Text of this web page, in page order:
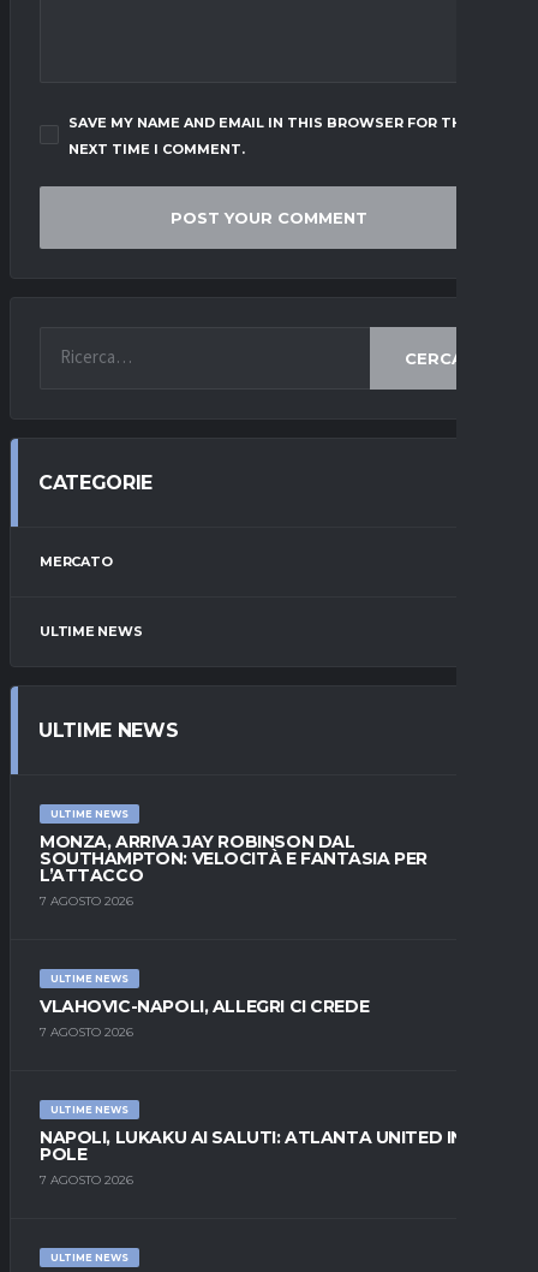
SAVE MY NAME AND EMAIL IN THIS BROWSER FOR THE
NEXT TIME I COMMENT.
CERCA
CATEGORIE
MERCATO
ULTIME NEWS
ULTIME NEWS
ULTIME NEWS
MONZA, ARRIVA JAY ROBINSON DAL
SOUTHAMPTON: VELOCITÀ E FANTASIA PER
L’ATTACCO
7 AGOSTO 2026
ULTIME NEWS
VLAHOVIC-NAPOLI, ALLEGRI CI CREDE
7 AGOSTO 2026
ULTIME NEWS
NAPOLI, LUKAKU AI SALUTI: ATLANTA UNITED IN
POLE
7 AGOSTO 2026
ULTIME NEWS